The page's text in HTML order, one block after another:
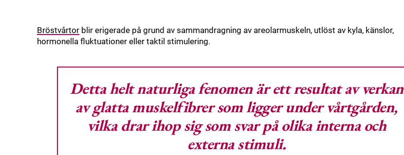
Bröstvårtor blir erigerade på grund av sammandragning av areolarmuskeln, utlöst av kyla, känslor,
hormonella fluktuationer eller taktil stimulering.
Detta helt naturliga fenomen är ett resultat av verkan
av glatta muskelfibrer som ligger under vårtgården,
vilka drar ihop sig som svar på olika interna och
externa stimuli.